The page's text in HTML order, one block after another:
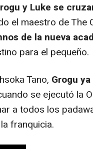
y Luke se
el maestro de The
de la nueva
para el pequeño.
Tano, Grogu
se ejecutó la
a todos los
franquicia.